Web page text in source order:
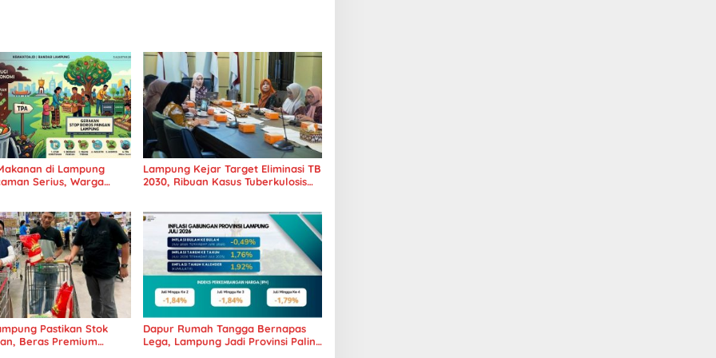
di Lampung
Serius, Warga
Lampung Kejar Target Eliminasi TB
2030, Ribuan Kasus Tuberkulosis
Pastikan Stok
Beras Premium
Dapur Rumah Tangga Bernapas
Lega, Lampung Jadi Provinsi Paling